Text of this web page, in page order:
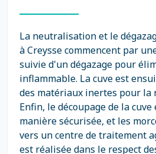
La neutralisation et le
à Creysse commencent par
suivie d'un dégazage pour
inflammable. La cuve est
des matériaux inertes pour la
Enfin, le découpage de la
manière sécurisée, et les
vers un centre de traitement
est réalisée dans le respect